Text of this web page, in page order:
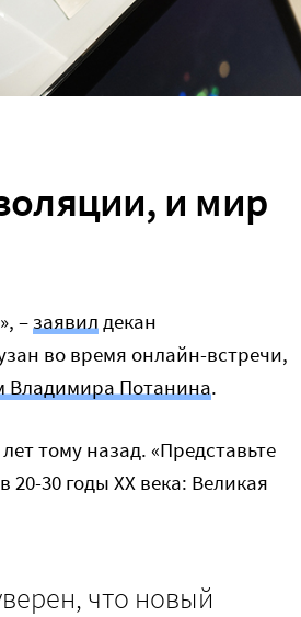
и мир
–заявилдекан
во время онлайн-встречи,
Владимира Потанина.
тому назад. «Представьте
20-30 годы XX века: Великая
что новый